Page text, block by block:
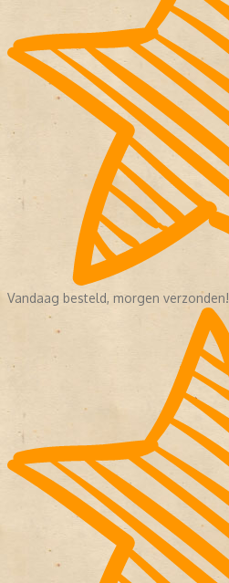
Vandaag besteld, morgen verzonden!